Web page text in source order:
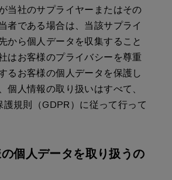
当社のサプライヤーまたはその
者である場合は、当該サプライ
から個人データを収集すること
はお客様のプライバシーを尊重
るお客様の個人データを保護し
個人情報の取り扱いはすべて、
護規則（GDPR）に従って行って
個人データを取り扱うの